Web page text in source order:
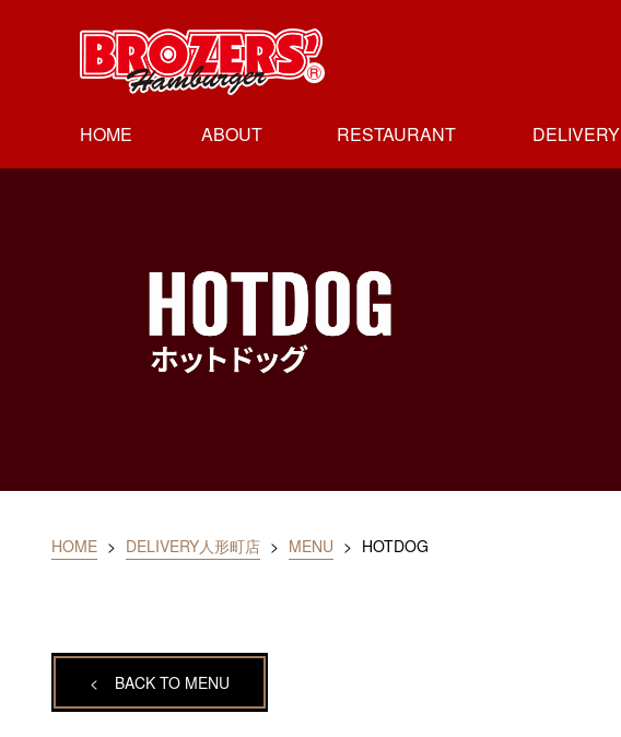
HOME ABOUT RESTAURANT DELIVERY
HOME > DELIVERY人形町店 > MENU > HOTDOG
< BACK TO MENU